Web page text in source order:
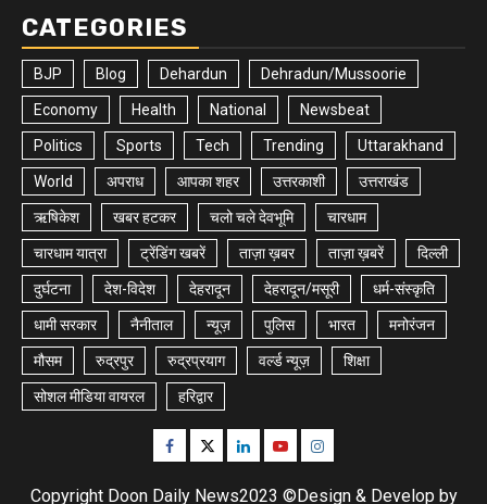
CATEGORIES
BJP Blog Dehardun Dehradun/Mussoorie
Economy Health National Newsbeat
Politics Sports Tech Trending Uttarakhand
World अपराध आपका शहर उत्तरकाशी उत्तराखंड
ऋषिकेश खबर हटकर चलो चले देवभूमि चारधाम
चारधाम यात्रा ट्रेंडिंग खबरें ताज़ा ख़बर ताज़ा ख़बरें दिल्ली
दुर्घटना देश-विदेश देहरादून देहरादून/मसूरी धर्म-संस्कृति
धामी सरकार नैनीताल न्यूज़ पुलिस भारत मनोरंजन
मौसम रुद्रपुर रुद्रप्रयाग वर्ल्ड न्यूज़ शिक्षा
सोशल मीडिया वायरल हरिद्वार
Facebook
TwitterLinkedinYoutubeInstagram
Copyright Doon Daily News2023 ©Design & Develop by